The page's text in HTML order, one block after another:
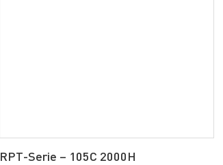
RPT-Serie – 105C 2000H